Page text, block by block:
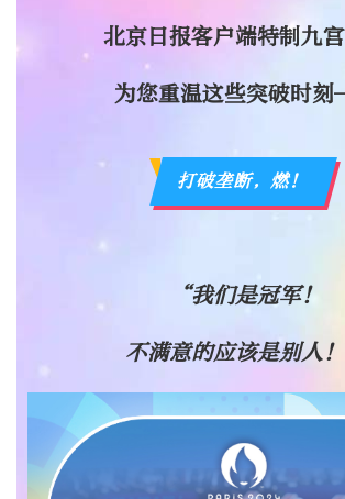
北京日报客户端特制九宫
为您重温这些突破时
打破垄断，燃！
“我们是冠军！
不满意的应该是别人